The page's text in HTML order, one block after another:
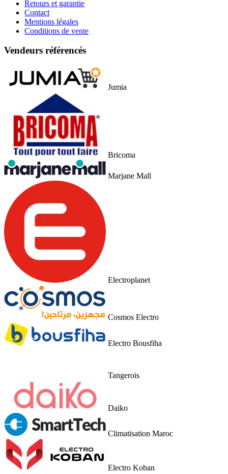
Retours et garantie
Contact
Mentions légales
Conditions de vente
Vendeurs référencés
Jumia
Bricoma
Marjane Mall
Electroplanet
Cosmos Electro
Electro Bousfiha
Tangerois
Daiko
Climatisation Maroc
Electro Koban